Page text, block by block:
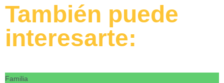
También puede
interesarte:
Familia